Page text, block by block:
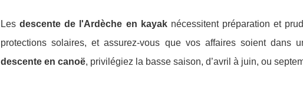
Lesdescente de l'Ardèche en kayaknécessitent préparation et
protections solaires, et assurez-vous que vos affaires soient dans
descente en canoë, privilégiez la basse saison, d’avril à juin, ou